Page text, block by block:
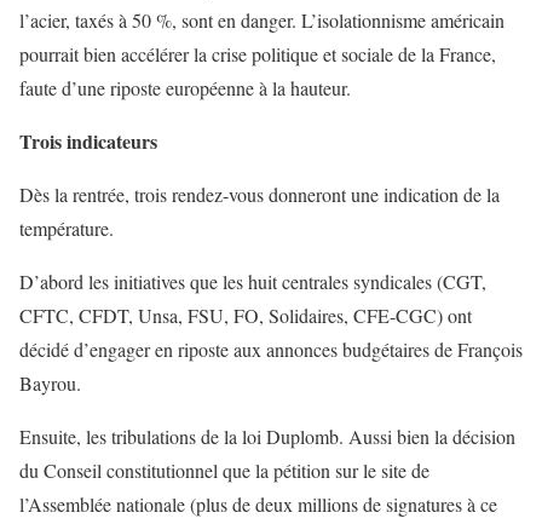
l’acier, taxés à 50 %, sont en danger. L’isolationnisme américain
pourrait bien accélérer la crise politique et sociale de la France,
faute d’une riposte européenne à la hauteur.
Trois indicateurs
Dès la rentrée, trois rendez-vous donneront une indication de la
température.
D’abord les initiatives que les huit centrales syndicales (CGT,
CFTC, CFDT, Unsa, FSU, FO, Solidaires, CFE-CGC) ont
décidé d’engager en riposte aux annonces budgétaires de François
Bayrou.
Ensuite, les tribulations de la loi Duplomb. Aussi bien la décision
du Conseil constitutionnel que la pétition sur le site de
l’Assemblée nationale (plus de deux millions de signatures à ce